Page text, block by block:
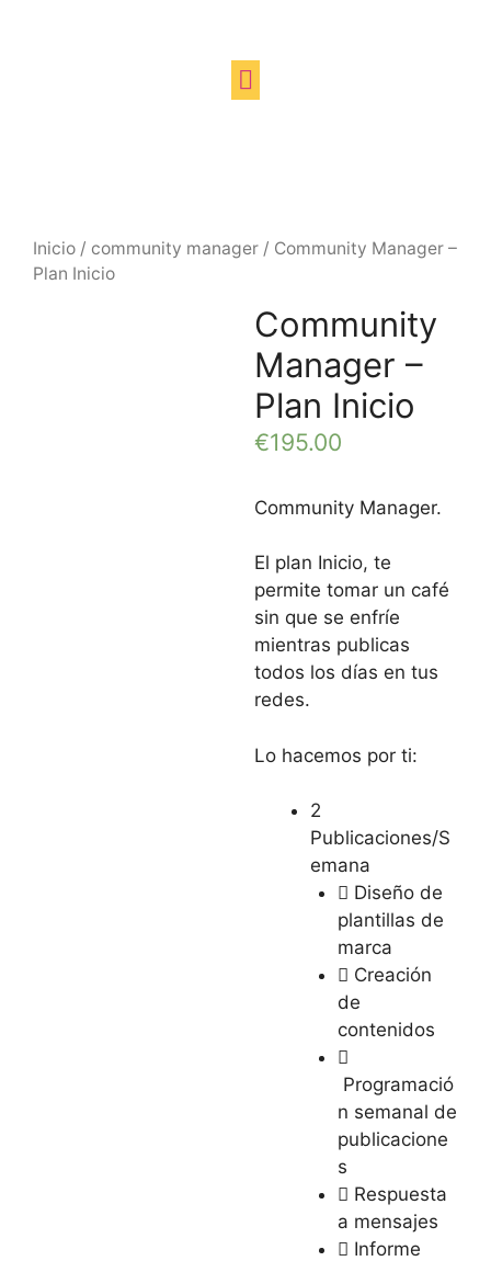
Inicio / community manager / Community Manager –
Plan Inicio
Community
Manager –
Plan Inicio
€195.00
Community Manager.
El plan Inicio, te
permite tomar un café
sin que se enfríe
mientras publicas
todos los días en tus
redes.
Lo hacemos por ti:
2
Publicaciones/S
emana
Diseño de
plantillas de
marca
Creación
de
contenidos
Programació
n semanal de
publicacione
s
Respuesta
a mensajes
Informe